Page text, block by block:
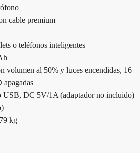
cable premium
o teléfonos inteligentes
volumen al 50% y luces encendidas, 16
apagadas
USB, DC 5V/1A (adaptador no incluido)
kg